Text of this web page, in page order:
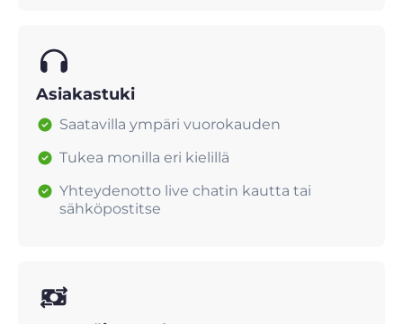
Asiakastuki
Saatavilla ympäri vuorokauden
Tukea monilla eri kielillä
Yhteydenotto live chatin kautta tai
sähköpostitse